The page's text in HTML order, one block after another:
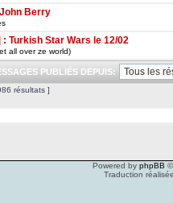
Berry
Turkish Star Wars le 12/02
all over ze world)
PUBLIÉS DEPUIS:
résultats ]
Powered by phpBB
Traduction